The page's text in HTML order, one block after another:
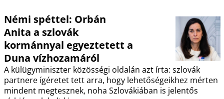
Némi spéttel: Orbán
Anita a szlovák
kormánnyal egyeztetett a
Duna vízhozamáról
A külügyminiszter közösségi oldalán azt írta: szlovák
partnere ígéretet tett arra, hogy lehetőségeikhez mérten
mindent megtesznek, noha Szlovákiában is jelentős